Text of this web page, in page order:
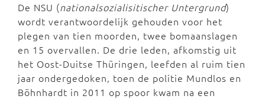
De NSU (nationalsozialisitischer Untergrund)
wordt verantwoordelijk gehouden voor het
plegen van tien moorden, twee bomaanslagen
en 15 overvallen. De drie leden, afkomstig uit
het Oost-Duitse Thüringen, leefden al ruim tien
jaar ondergedoken, toen de politie Mundlos en
Böhnhardt in 2011 op spoor kwam na een